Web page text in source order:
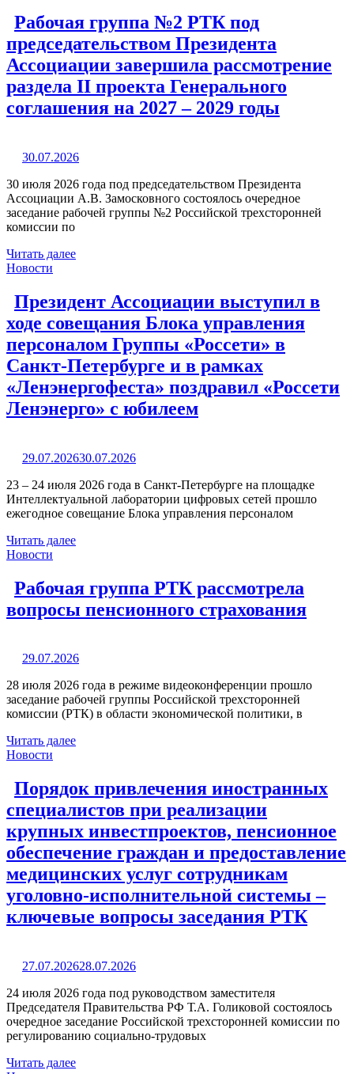
Рабочая группа №2 РТК под
председательством Президента
Ассоциации завершила рассмотрение
раздела II проекта Генерального
соглашения на 2027 – 2029 годы
30.07.2026
30 июля 2026 года под председательством Президента
Ассоциации А.В. Замосковного состоялось очередное
заседание рабочей группы №2 Российской трехсторонней
комиссии по
Читать далее
Новости
Президент Ассоциации выступил в
ходе совещания Блока управления
персоналом Группы «Россети» в
Санкт-Петербурге и в рамках
«Ленэнергофеста» поздравил «Россети
Ленэнерго» с юбилеем
29.07.202630.07.2026
23 – 24 июля 2026 года в Санкт-Петербурге на площадке
Интеллектуальной лаборатории цифровых сетей прошло
ежегодное совещание Блока управления персоналом
Читать далее
Новости
Рабочая группа РТК рассмотрела
вопросы пенсионного страхования
29.07.2026
28 июля 2026 года в режиме видеоконференции прошло
заседание рабочей группы Российской трехсторонней
комиссии (РТК) в области экономической политики, в
Читать далее
Новости
Порядок привлечения иностранных
специалистов при реализации
крупных инвестпроектов, пенсионное
обеспечение граждан и предоставление
медицинских услуг сотрудникам
уголовно-исполнительной системы –
ключевые вопросы заседания РТК
27.07.202628.07.2026
24 июля 2026 года под руководством заместителя
Председателя Правительства РФ Т.А. Голиковой состоялось
очередное заседание Российской трехсторонней комиссии по
регулированию социально-трудовых
Читать далее